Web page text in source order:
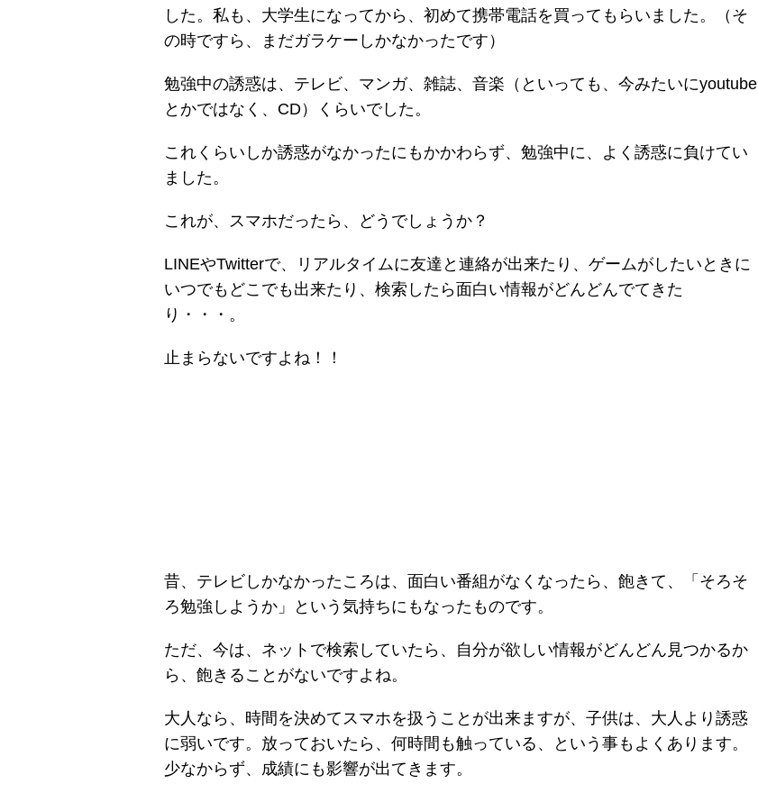
した。私も、大学生になってから、初めて携帯電話を買ってもらいました。（そ
の時ですら、まだガラケーしかなかったです）
勉強中の誘惑は、テレビ、マンガ、雑誌、音楽（といっても、今みたいにyoutube
とかではなく、CD）くらいでした。
これくらいしか誘惑がなかったにもかかわらず、勉強中に、よく誘惑に負けてい
ました。
これが、スマホだったら、どうでしょうか？
LINEやTwitterで、リアルタイムに友達と連絡が出来たり、ゲームがしたいときに
いつでもどこでも出来たり、検索したら面白い情報がどんどんでてきた
り・・・。
止まらないですよね！！
昔、テレビしかなかったころは、面白い番組がなくなったら、飽きて、「そろそ
ろ勉強しようか」という気持ちにもなったものです。
ただ、今は、ネットで検索していたら、自分が欲しい情報がどんどん見つかるか
ら、飽きることがないですよね。
大人なら、時間を決めてスマホを扱うことが出来ますが、子供は、大人より誘惑
に弱いです。放っておいたら、何時間も触っている、という事もよくあります。
少なからず、成績にも影響が出てきます。